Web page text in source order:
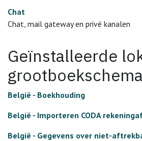
Chat
Chat, mail gateway en privé kanalen
Geïnstalleerde
België - Boekhouding
België - Importeren CODA
België - Gegevens over niet-